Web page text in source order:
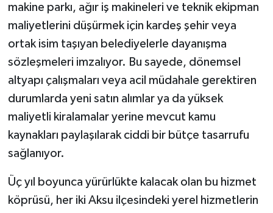
makine parkı, ağır iş makineleri ve teknik ekipman
maliyetlerini düşürmek için kardeş şehir veya
ortak isim taşıyan belediyelerle dayanışma
sözleşmeleri imzalıyor. Bu sayede, dönemsel
altyapı çalışmaları veya acil müdahale gerektiren
durumlarda yeni satın alımlar ya da yüksek
maliyetli kiralamalar yerine mevcut kamu
kaynakları paylaşılarak ciddi bir bütçe tasarrufu
sağlanıyor.
Üç yıl boyunca yürürlükte kalacak olan bu hizmet
köprüsü, her iki Aksu ilçesindeki yerel hizmetlerin